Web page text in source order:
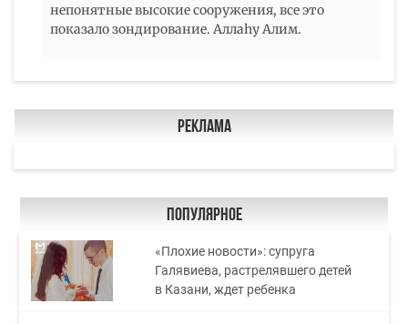
непонятные высокие сооружения, все это
показало зондирование. Аллаhу Алим.
Реклама
Популярное
«Плохие новости»: супруга
Галявиева, растрелявшего детей
в Казани, ждет ребенка